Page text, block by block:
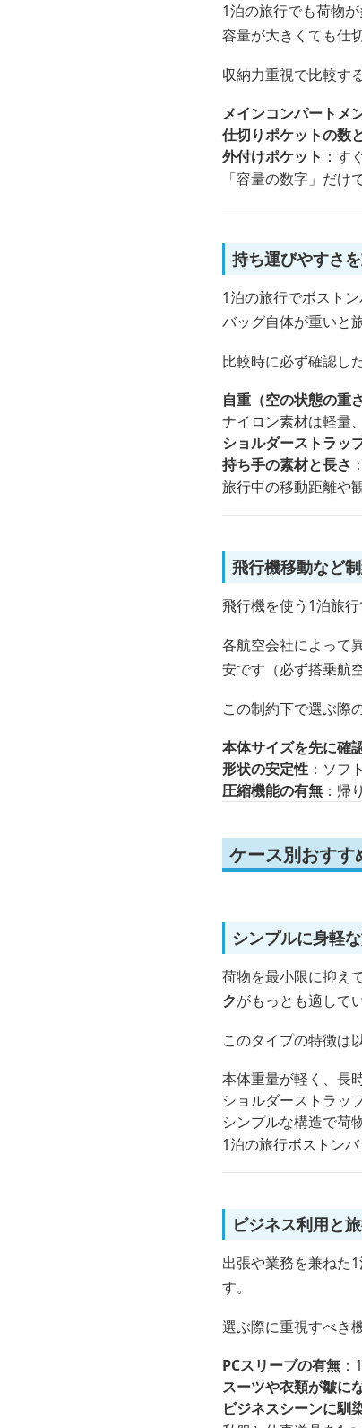
1泊の旅行でも荷物
容量が大きくても仕
収納力重視で比較す
メインコンパートメ
仕切りポケットの数
外付けポケット ：す
「容量の数字」だけ
持ち運びやすさ
1泊の旅行でボスト
バッグ自体が重いと
比較時に必ず確認し
自重（空の状態の重さ
ナイロン素材は軽量
ショルダーストラッ
持ち手の素材と長さ
旅行中の移動距離や
飛行機移動など
飛行機を使う1泊旅行
各航空会社によって
安です（必ず搭乗航
この制約下で選ぶ際
本体サイズを先に確
形状の安定性 ：ソフ
圧縮機能の有無 ：帰
ケース別おすす
シンプルに身軽
荷物を最小限に抑え
クがもっとも適して
このタイプの特徴は
本体重量が軽く、長
ショルダーストラッ
シンプルな構造で荷
1泊の旅行ボストン
ビジネス利用と
出張や業務を兼ねた1
す。
選ぶ際に重視すべき
PCスリーブの有無
スーツや衣類が皺に
ビジネスシーンに馴